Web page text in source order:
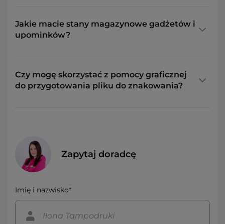
Jakie macie stany magazynowe gadżetów i
upominków?
Czy mogę skorzystać z pomocy graficznej
do przygotowania pliku do znakowania?
Zapytaj doradcę
Imię i nazwisko*